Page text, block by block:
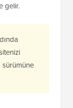
gelir.
sürümüne